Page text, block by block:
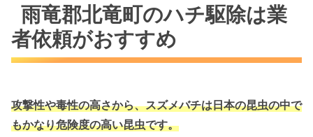
雨竜郡北竜町のハチ駆除は業
者依頼がおすすめ
攻撃性や毒性の高さから、スズメバチは日本の昆虫の中で
もかなり危険度の高い昆虫です。